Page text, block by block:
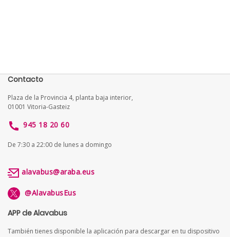
Contacto
Plaza de la Provincia 4, planta baja interior,
01001 Vitoria-Gasteiz
945 18 20 60
De 7:30 a 22:00 de lunes a domingo
alavabus@araba.eus
@AlavabusEus
APP de Alavabus
También tienes disponible la aplicación para descargar en tu dispositivo